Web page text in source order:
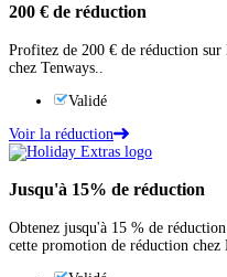
200 € de réduction
Profitez de 200 € de réduction
chez Tenways..
Validé
Voir la réduction
Jusqu'à 15% de réduction
Obtenez jusqu'à 15 % de
cette promotion de réduction chez